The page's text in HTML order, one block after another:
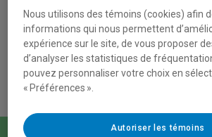
Qui nous sommes
Nous utilisons des témoins (cookies) afin
informations qui nous permettent
expérience sur le site, de vous proposer
d’analyser les statistiques de
pouvez personnaliser votre choix en
« Préférences ».
Autoriser les témoins